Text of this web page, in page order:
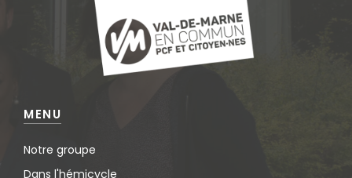
MENU
Notre groupe
Dans l'hémicycle